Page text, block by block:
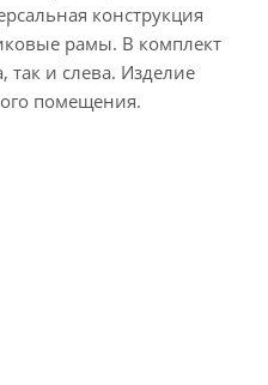
конструкция
рамы. В комплект
и слева. Изделие
помещения.